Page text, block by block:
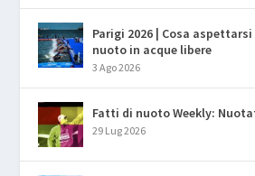
Parigi 2026 | Cosa
nuoto in acque libere
3 Ago 2026
Fatti di nuoto Weekly:
29 Lug 2026